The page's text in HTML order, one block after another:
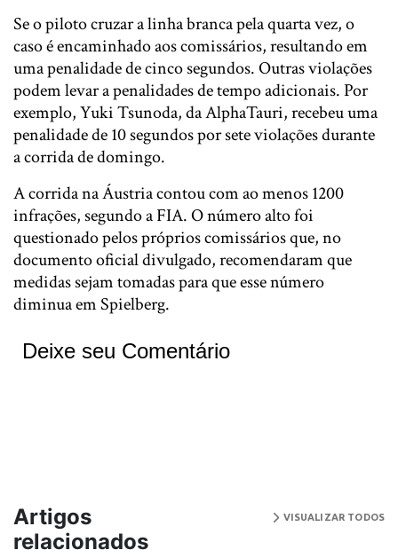
Se o piloto cruzar a linha branca pela quarta vez, o
caso é encaminhado aos comissários, resultando em
uma penalidade de cinco segundos. Outras violações
podem levar a penalidades de tempo adicionais. Por
exemplo, Yuki Tsunoda, da AlphaTauri, recebeu uma
penalidade de 10 segundos por sete violações durante
a corrida de domingo.
A corrida na Áustria contou com ao menos 1200
infrações, segundo a FIA. O número alto foi
questionado pelos próprios comissários que, no
documento oficial divulgado, recomendaram que
medidas sejam tomadas para que esse número
diminua em Spielberg.
Deixe seu Comentário
Artigos
relacionados
VISUALIZAR TODOS